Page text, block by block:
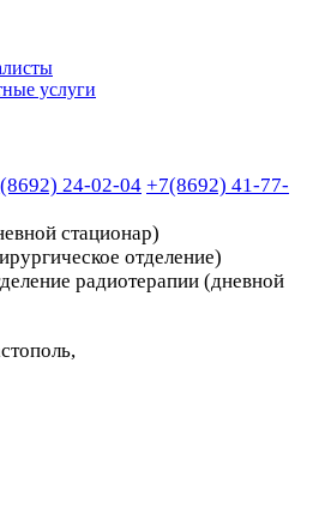
услуги
24-02-04 +7(8692) 41-77-
стационар)
отделение)
радиотерапии (дневной